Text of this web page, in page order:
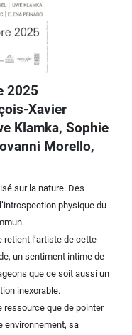
2025
Xavier
Klamka, Sophie
Morello,
sur la nature. Des
physique du
retient l’artiste de cette
un sentiment intime de
que ce soit aussi un
inexorable.
ressource que de pointer
environnement, sa